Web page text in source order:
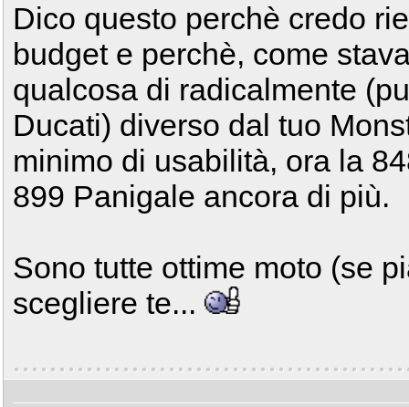
Dico questo perchè credo
budget e perchè, come
qualcosa di radicalmente
Ducati) diverso dal tuo
minimo di usabilità, ora la
899 Panigale ancora di più.
Sono tutte ottime moto (se
scegliere te...